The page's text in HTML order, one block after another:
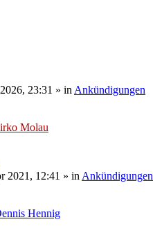
23:31 » in Ankündigungen
Molau
2021, 12:41 » in Ankündigungen
Hennig